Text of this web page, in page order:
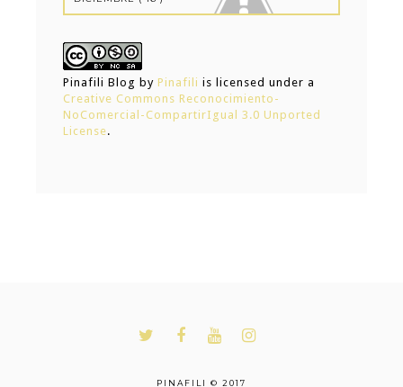
Pinafili Blog by Pinafili is licensed under a
Creative Commons Reconocimiento-
NoComercial-CompartirIgual 3.0 Unported
License.
PINAFILI © 2017